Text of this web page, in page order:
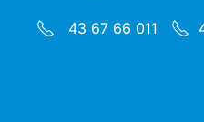
43 67 66 011